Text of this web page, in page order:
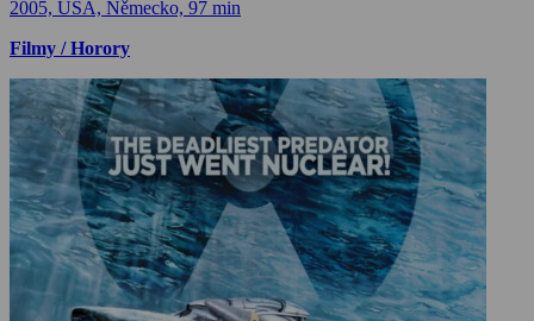
2005, USA, Německo, 97 min
Filmy / Horory